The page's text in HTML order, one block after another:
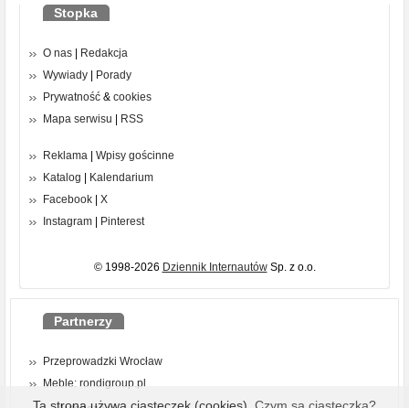
Stopka
O nas
Redakcja
Wywiady
Porady
Prywatność & cookies
Mapa serwisu
RSS
Reklama
Wpisy gościnne
Katalog
Kalendarium
Facebook
X
Instagram
Pinterest
© 1998-2026 Dziennik InternautówSp. z o.o.
Partnerzy
Przeprowadzki Wrocław
Meble: rondigroup.pl